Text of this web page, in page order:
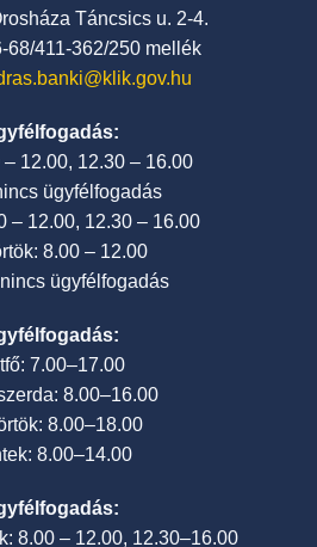
Táncsics u. 2-4.
68/411-362/250 mellék
– 12.00, 12.30 – 16.00
ügyfélfogadás
– 12.00, 12.30 – 16.00
8.00 – 12.00
ügyfélfogadás
7.00–17.00
8.00–16.00
8.00–18.00
8.00–14.00
8.00 – 12.00, 12.30–16.00